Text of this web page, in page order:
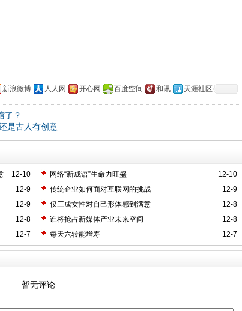
新浪微博 人人网 开心网 百度空间 和讯 天涯社区
了？
是古人有创意
12-10 12-10
网络“新成语”生命力旺盛
12-9
12-9
传统企业如何面对互联网的挑战
12-9
12-8
仅三成女性对自己形体感到满意
12-8
12-8
谁将抢占新媒体产业未来空间
12-7
12-7
每天六转能增寿
暂无评论